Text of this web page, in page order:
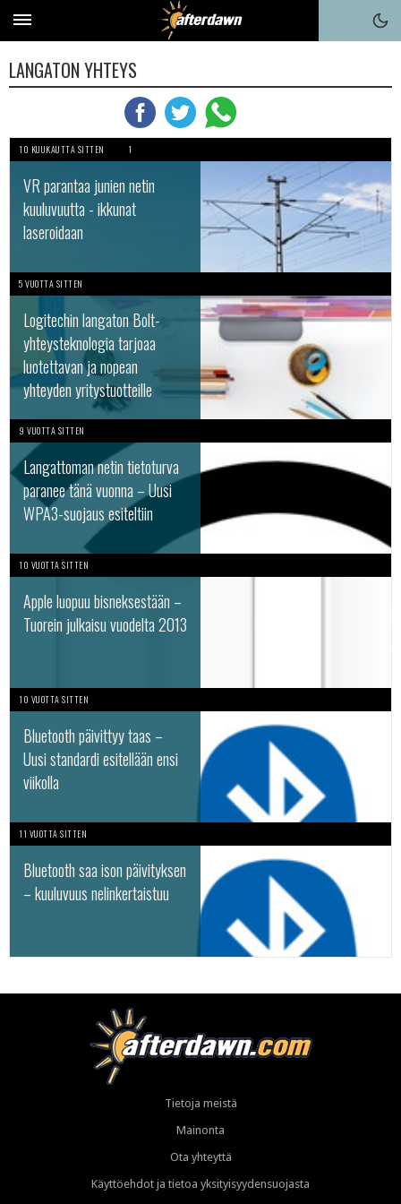
LANGATON YHTEYS
10 KUUKAUTTA SITTEN 1
VR parantaa junien netin
kuuluvuutta - ikkunat
laseroidaan
5 VUOTTA SITTEN
Logitechin langaton Bolt-
yhteysteknologia tarjoaa
luotettavan ja nopean
yhteyden yritystuotteille
9 VUOTTA SITTEN
Langattoman netin tietoturva
paranee tänä vuonna – Uusi
WPA3-suojaus esiteltiin
10 VUOTTA SITTEN
Apple luopuu bisneksestään –
Tuorein julkaisu vuodelta 2013
10 VUOTTA SITTEN
Bluetooth päivittyy taas –
Uusi standardi esitellään ensi
viikolla
11 VUOTTA SITTEN
Bluetooth saa ison päivityksen
– kuuluvuus nelinkertaistuu
Tietoja meistä
Mainonta
Ota yhteyttä
Käyttöehdot ja tietoa yksityisyydensuojasta